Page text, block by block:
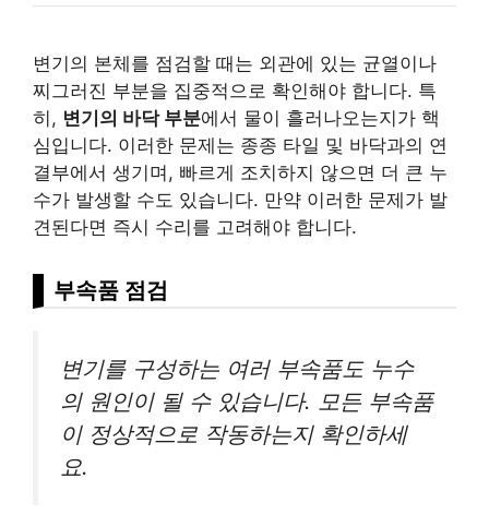
변기의 본체를 점검할 때는 외관에 있는 균열이나
찌그러진 부분을 집중적으로 확인해야 합니다. 특
히, 변기의 바닥 부분에서 물이 흘러나오는지가 핵
심입니다. 이러한 문제는 종종 타일 및 바닥과의 연
결부에서 생기며, 빠르게 조치하지 않으면 더 큰 누
수가 발생할 수도 있습니다. 만약 이러한 문제가 발
견된다면 즉시 수리를 고려해야 합니다.
부속품 점검
변기를 구성하는 여러 부속품도 누수
의 원인이 될 수 있습니다. 모든 부속품
이 정상적으로 작동하는지 확인하세
요.